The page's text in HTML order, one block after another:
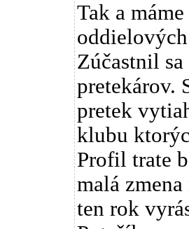
Tak a
Zúčastnil
pretekárov.
pretek
klubu
Profil trate
malá
ten rok